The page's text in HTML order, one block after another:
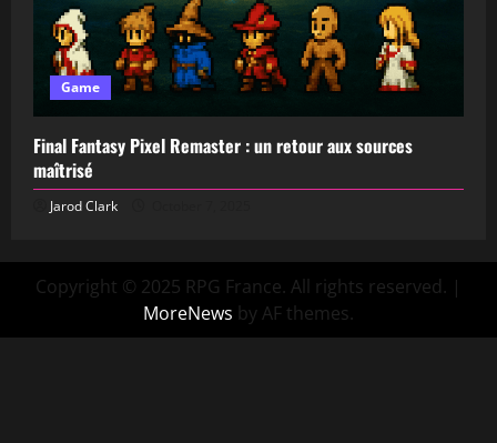
Game
Final Fantasy Pixel Remaster : un retour aux sources
maîtrisé
Jarod Clark
Copyright © 2025 RPG France. All rights reserved. |
MoreNews by AF themes.